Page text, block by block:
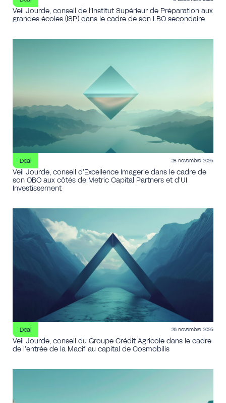
Veil Jourde, conseil de l’Institut Supérieur de Préparation aux
grandes écoles (ISP) dans le cadre de son LBO secondaire
Deal 28 novembre 2025
Veil Jourde, conseil d’Excellence Imagerie dans le cadre de
son OBO aux côtés de Metric Capital Partners et d’UI
Investissement
Deal 26 novembre 2025
Veil Jourde, conseil du Groupe Crédit Agricole dans le cadre
de l’entrée de la Macif au capital de Cosmobilis